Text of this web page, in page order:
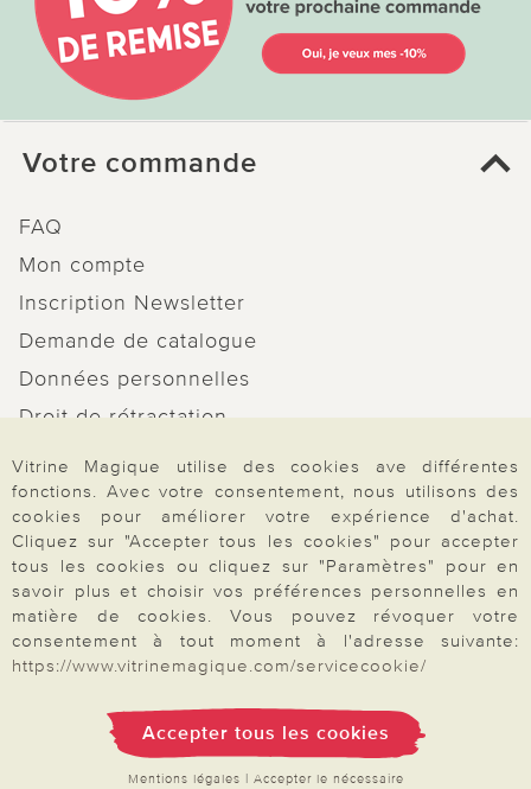
Votre commande
FAQ
Mon compte
Inscription Newsletter
Demande de catalogue
Données personnelles
Droit de rétractation
Rétractation
Paiement & Livraison
À propos de nous
Besoin d'aide?
Vitrine Magique utilise des cookies ave différentes
fonctions. Avec votre consentement, nous utilisons des
cookies pour améliorer votre expérience d'achat.
Cliquez sur "Accepter tous les cookies" pour accepter
tous les cookies ou cliquez sur "Paramètres" pour en
savoir plus et choisir vos préférences personnelles en
matière de cookies. Vous pouvez révoquer votre
consentement à tout moment à l'adresse suivante:
https://www.vitrinemagique.com/servicecookie/
Accepter tous les cookies
Mentions légales | Accepter le nécessaire